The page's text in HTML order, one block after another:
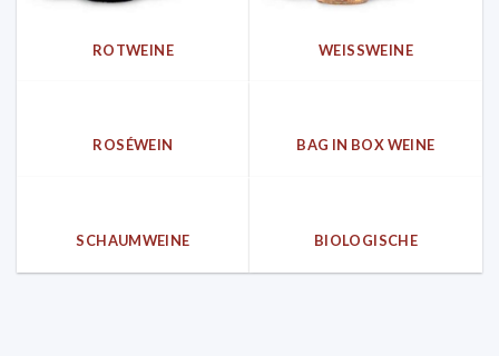
ROTWEINE WEISSWEINE
ROSÉWEIN BAG IN BOX WEINE
SCHAUMWEINE BIOLOGISCHE